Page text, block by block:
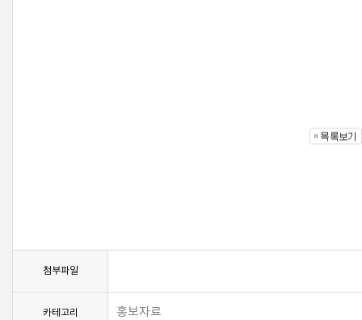
첨부파일
카테고리 홍보자료